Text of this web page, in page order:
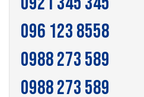
096 123 8558
0988 273 589
0988 273 589